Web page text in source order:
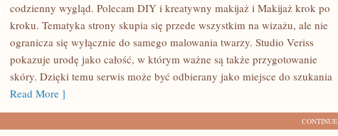
MAKIJAŻ
KROK
KROKU
codzienny wygląd. Polecam DIY i kreatywny makijaż i Makijaż krok po
kroku. Tematyka strony skupia się przede wszystkim na wizażu, ale nie
ogranicza się wyłącznie do samego malowania twarzy. Studio Veriss
pokazuje urodę jako całość, w którym ważne są także przygotowanie
skóry. Dzięki temu serwis może być odbierany jako miejsce do szukania
Read More ]
CONTINUE